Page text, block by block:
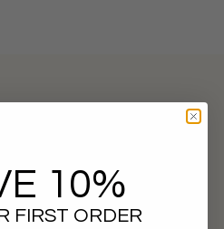
for at gå tilbage til
10%
FIRST ORDER